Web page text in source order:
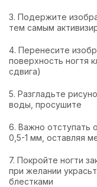
3. Подержите
тем самым
4. Перенесите
поверхность ногтя
сдвига)
5. Разгладьте
воды, просушите
6. Важно отступать
0,5-1 мм, оставляя
7. Покройте ногти
при желании
блестками